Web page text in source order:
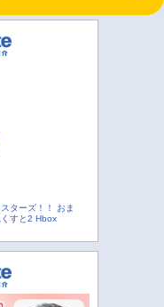
ターズ！！ おま
すと2 Hbox